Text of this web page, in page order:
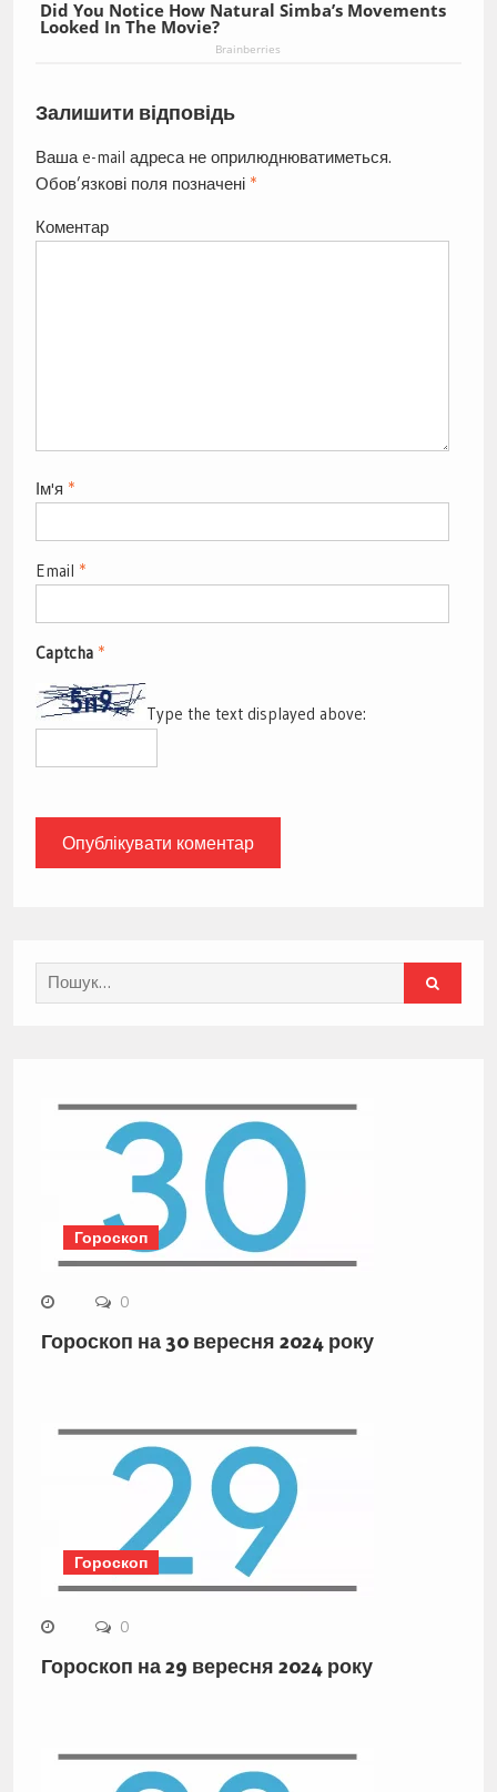
Did You Notice How Natural Simba’s Movements
Looked In The Movie?
Brainberries
Залишити відповідь
Ваша e-mail адреса не оприлюднюватиметься.
Обов’язкові поля позначені *
Коментар
Ім'я *
Email *
Captcha *
Type the text displayed above:
Search
for:
Гороскоп
0
Гороскоп на 30 вересня 2024 року
Гороскоп
0
Гороскоп на 29 вересня 2024 року